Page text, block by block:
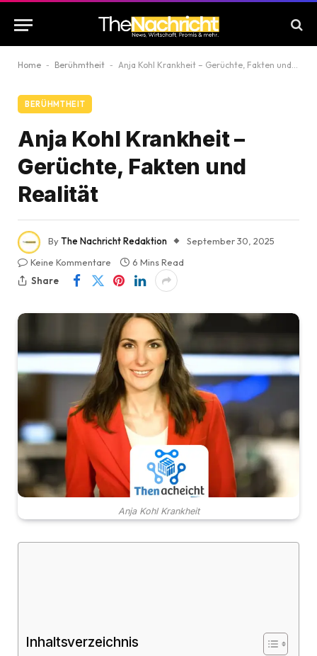
Home - Berühmtheit - Anja Kohl Krankheit – Gerüchte, Fakten und Realität
BERÜHMTHEIT
Anja Kohl Krankheit –
Gerüchte, Fakten und
Realität
ByThe Nachricht Redaktion
September 30, 2025
Keine Kommentare
6 Mins Read
Share
Anja Kohl Krankheit
Inhaltsverzeichnis